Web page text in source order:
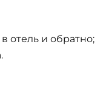
отель и обратно;